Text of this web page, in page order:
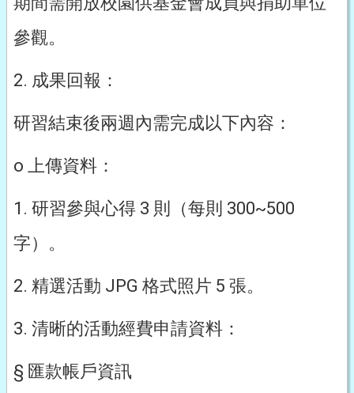
參觀。
2. 成果回報：
研習結束後兩週內需完成以下內容：
o 上傳資料：
1. 研習參與心得 3 則（每則 300~500
字）。
2. 精選活動 JPG 格式照片 5 張。
3. 清晰的活動經費申請資料：
§ 匯款帳戶資訊